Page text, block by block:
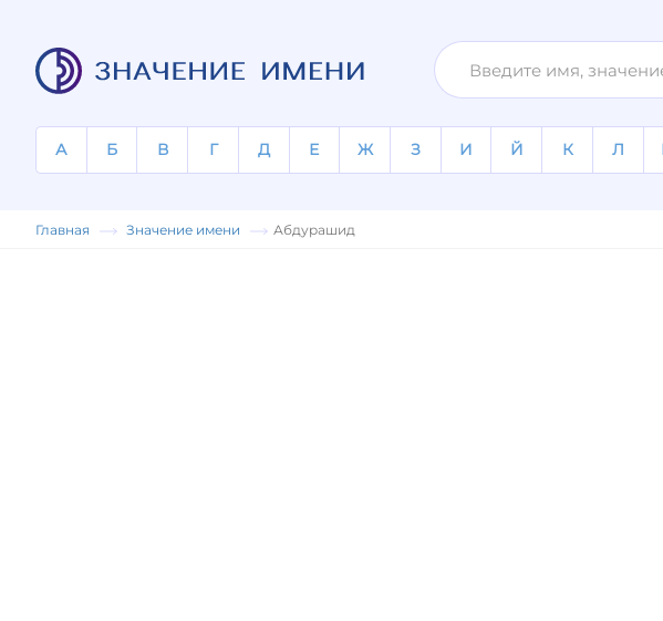
А Б В Г Д Е Ж З И Й К Л
Главная Значение имени Абдурашид